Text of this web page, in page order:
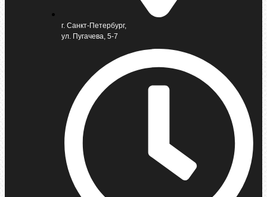
г. Санкт-Петербург,
ул. Пугачева, 5-7